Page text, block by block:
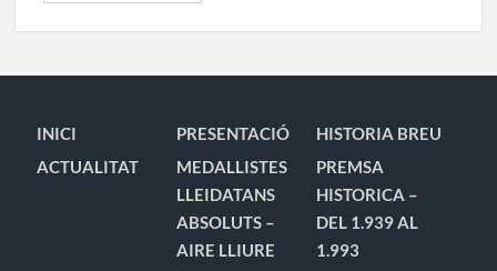
INICI PRESENTACIÓ
HISTORIA BREU
ACTUALITAT
MEDALLISTES
LLEIDATANS
ABSOLUTS –
AIRE LLIURE
PREMSA
HISTORICA –
DEL 1.939 AL
1.993